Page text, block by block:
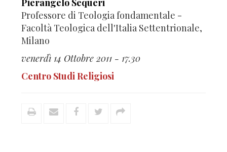
Pierangelo Sequeri
Professore di Teologia fondamentale -
Facoltà Teologica dell'Italia Settentrionale,
Milano
venerdì 14 Ottobre 2011 - 17.30
Centro Studi Religiosi